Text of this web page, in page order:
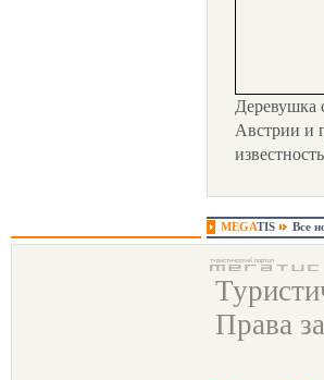
Деревушка
Австрии и
MEGATIS Все
Права